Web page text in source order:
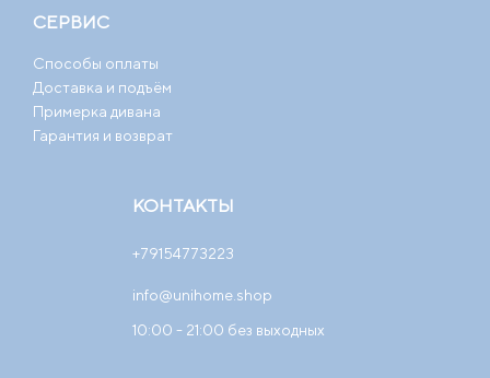
СЕРВИС
Способы оплаты
Доставка и подъём
Примерка дивана
Гарантия и возврат
КОНТАКТЫ
+79154773223
info@unihome.shop
10:00 - 21:00 без выходных